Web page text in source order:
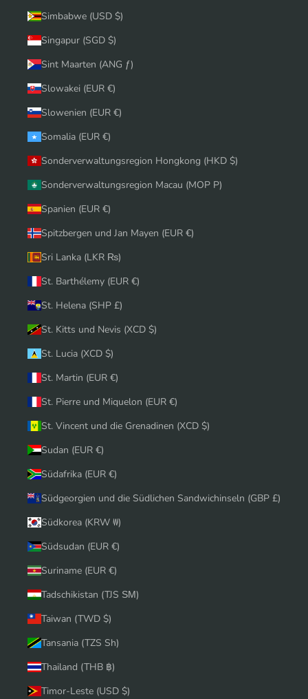
Simbabwe (USD $)
Singapur (SGD $)
Sint Maarten (ANG ƒ)
Slowakei (EUR €)
Slowenien (EUR €)
Somalia (EUR €)
Sonderverwaltungsregion Hongkong (HKD $)
Sonderverwaltungsregion Macau (MOP P)
Spanien (EUR €)
Spitzbergen und Jan Mayen (EUR €)
Sri Lanka (LKR ₨)
St. Barthélemy (EUR €)
St. Helena (SHP £)
St. Kitts und Nevis (XCD $)
St. Lucia (XCD $)
St. Martin (EUR €)
St. Pierre und Miquelon (EUR €)
St. Vincent und die Grenadinen (XCD $)
Sudan (EUR €)
Südafrika (EUR €)
Südgeorgien und die Südlichen Sandwichinseln (GBP £)
Südkorea (KRW ₩)
Südsudan (EUR €)
Suriname (EUR €)
Tadschikistan (TJS ЅМ)
Taiwan (TWD $)
Tansania (TZS Sh)
Thailand (THB ฿)
Timor-Leste (USD $)